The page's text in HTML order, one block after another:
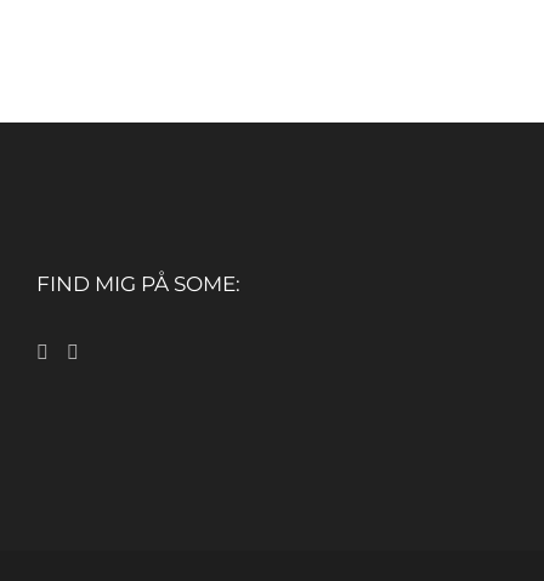
FIND MIG PÅ SOME: